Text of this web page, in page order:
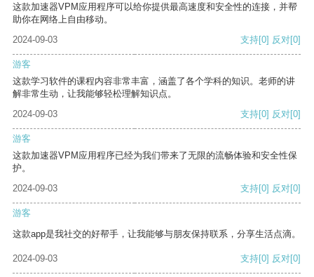
这款加速器VPM应用程序可以给你提供最高速度和安全性的连接，并帮
助你在网络上自由移动。
2024-09-03
支持[0] 反对[0]
游客
这款学习软件的课程内容非常丰富，涵盖了各个学科的知识。老师的讲
解非常生动，让我能够轻松理解知识点。
2024-09-03
支持[0] 反对[0]
游客
这款加速器VPM应用程序已经为我们带来了无限的流畅体验和安全性保
护。
2024-09-03
支持[0] 反对[0]
游客
这款app是我社交的好帮手，让我能够与朋友保持联系，分享生活点滴。
2024-09-03 支持[0] 反对[0]